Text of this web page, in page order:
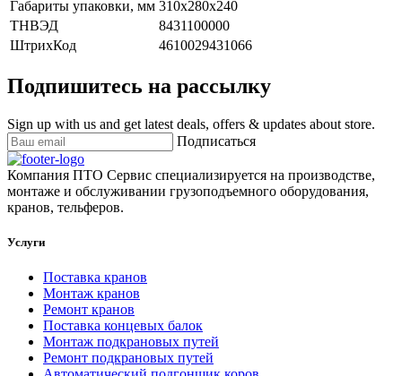
Габариты упаковки, мм 310x280x240
ТНВЭД
8431100000
ШтрихКод
4610029431066
Подпишитесь на рассылку
Sign up with us and get latest deals, offers & updates about store.
Подписаться
Компания ПТО Сервис специализируется на производстве,
монтаже и обслуживании грузоподъемного оборудования,
кранов, тельферов.
Услуги
Поставка кранов
Монтаж кранов
Ремонт кранов
Поставка концевых балок
Монтаж подкрановых путей
Ремонт подкрановых путей